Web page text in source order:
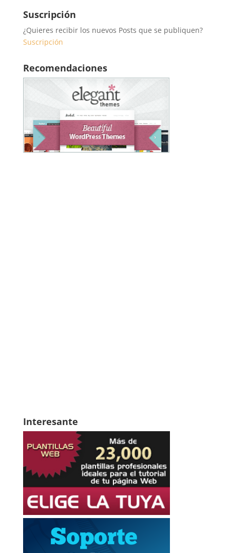
Suscripción
¿Quieres recibir los nuevos Posts que se publiquen?
Suscripción
Recomendaciones
Interesante